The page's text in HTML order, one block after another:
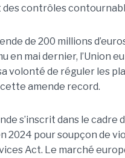
des contrôles
de 200 millions
en mai dernier, l’Union
volonté de réguler les
amende record.
s’inscrit dans le cadre
2024 pour soupçon de
Act. Le marché